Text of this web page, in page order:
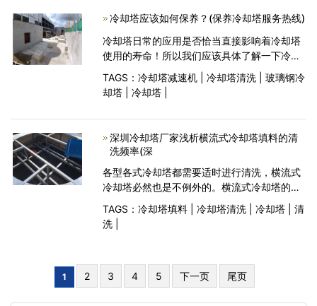
冷却塔应该如何保养？(保养冷却塔服务热线)
冷却塔日常的应用是否恰当直接影响着冷却塔
使用的寿命！所以我们应该具体了解一下冷却
塔使用的时候需要注意哪些问题。一、备件管
理：（1）考虑备件，备件的互换性利用率提高
（2）备件是完整的，可以使正常的设备维修
TAGS： 冷却塔减速机| 冷却塔清洗| 玻璃钢冷
却塔| 冷却塔|
深圳冷却塔厂家浅析横流式冷却塔填料的清
洗频率(深
各型各式冷却塔都需要适时进行清洗，横流式
冷却塔必然也是不例外的。横流式冷却塔的清
洗，是为了清除冷却塔当中的杂质与水垢，消
解腐蚀性物质，杀灭微生物，以此也就是为了
保证冷却塔系统运行，发挥大的冷却散热效
TAGS： 冷却塔填料| 冷却塔清洗| 冷却塔| 清
洗|
1 2 3 4 5 下一页 尾页